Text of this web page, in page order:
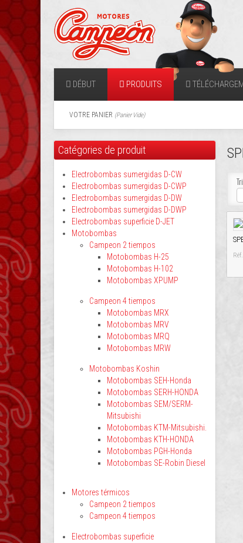
DÉBUT PRODUITS
VOTRE PANIER (Panier Vide)
Catégories de produit
Electrobombas sumergidas D-CW
Electrobombas sumergidas D-CWP
Electrobombas sumergidas D-DW
Electrobombas sumergidas D-DWP
Electrobombas superficie D-JET
Motobombas
Campeon 2 tiempos
Motobombas H-25
Motobombas H-102
Motobombas XPUMP
Campeon 4 tiempos
Motobombas MRX
Motobombas MRV
Motobombas MRQ
Motobombas MRW
Motobombas Koshin
Motobombas SEH-Honda
Motobombas SERH-HONDA
Motobombas SEM/SERM-
Mitsubishi
Motobombas KTM-Mitsubishi.
Motobombas KTH-HONDA
Motobombas PGH-Honda
Motobombas SE-Robin Diesel
Motores térmicos
Campeon 2 tiempos
Campeon 4 tiempos
Electrobombas superficie